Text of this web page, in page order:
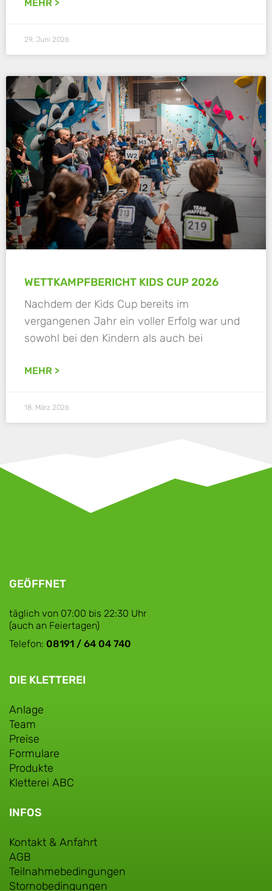
MEHR >
29. Juni 2026
WETTKAMPFBERICHT KIDS CUP 2026
Nachdem der Kids Cup bereits im
vergangenen Jahr ein voller Erfolg war und
sowohl bei den Kindern als auch bei
MEHR >
18. März 2026
GEÖFFNET
täglich von 07:00 bis 22:30 Uhr
(auch an Feiertagen)
Telefon: 08191 / 64 04 740
DIE KLETTEREI
Anlage
Team
Preise
Formulare
Produkte
Kletterei ABC
INFOS
Kontakt & Anfahrt
AGB
Teilnahmebedingungen
Stornobedingungen